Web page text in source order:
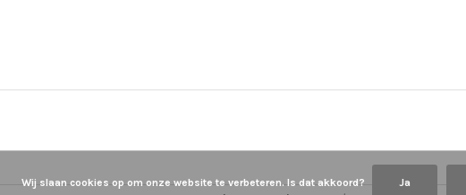
Wij slaan cookies op om onze website te verbeteren. Is dat akkoord? Ja